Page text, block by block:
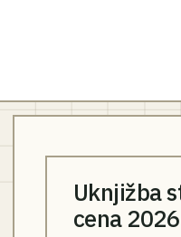
Uknjižba
cena 2026